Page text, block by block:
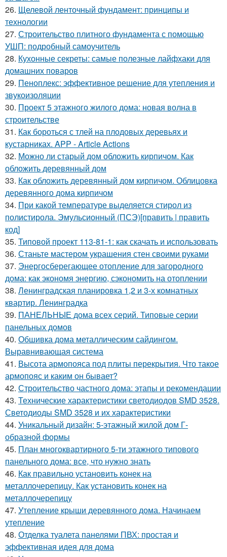
26. Щелевой ленточный фундамент: принципы и
технологии
27. Строительство плитного фундамента с помощью
УШП: подробный самоучитель
28. Кухонные секреты: самые полезные лайфхаки для
домашних поваров
29. Пеноплекс: эффективное решение для утепления и
звукоизоляции
30. Проект 5 этажного жилого дома: новая волна в
строительстве
31. Как бороться с тлей на плодовых деревьях и
кустарниках. APP - Article Actions
32. Можно ли старый дом обложить кирпичом. Как
обложить деревянный дом
33. Как обложить деревянный дом кирпичом. Облицовка
деревянного дома кирпичом
34. При какой температуре выделяется стирол из
полистирола. Эмульсионный (ПСЭ)[править | править
код]
35. Типовой проект 113-81-1: как скачать и использовать
36. Станьте мастером украшения стен своими руками
37. Энергосберегающее отопление для загородного
дома: как экономя энергию, сэкономить на отоплении
38. Ленинградская планировка 1,2 и 3-х комнатных
квартир. Ленинградка
39. ПАНЕЛЬНЫЕ дома всех серий. Типовые серии
панельных домов
40. Обшивка дома металлическим сайдингом.
Выравнивающая система
41. Высота армопояса под плиты перекрытия. Что такое
армопояс и каким он бывает?
42. Строительство частного дома: этапы и рекомендации
43. Технические характеристики светодиодов SMD 3528.
Светодиоды SMD 3528 и их характеристики
44. Уникальный дизайн: 5-этажный жилой дом Г-
образной формы
45. План многоквартирного 5-ти этажного типового
панельного дома: все, что нужно знать
46. Как правильно установить конек на
металлочерепицу. Как установить конек на
металлочерепицу
47. Утепление крыши деревянного дома. Начинаем
утепление
48. Отделка туалета панелями ПВХ: простая и
эффективная идея для дома